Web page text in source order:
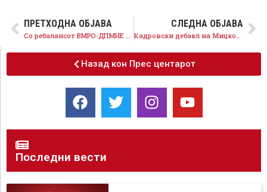
ПРЕТХОДНА ОБЈАВА СЛЕДНА ОБЈАВА
Назад кон Прес центарот
Последни вести